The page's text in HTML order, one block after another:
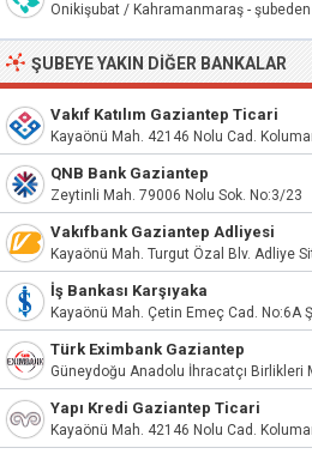
Onikişubat / Kahramanmaraş -
ŞUBEYE YAKIN DIĞER BANKALAR
Vakıf Katılım Gaziantep Ticari
QNB Bank Gaziantep
Zeytinli Mah. 79006 Nolu Sok. No:3/23
Vakıfbank Gaziantep Adliyesi
İş Bankası Karşıyaka
Kayaönü Mah. Çetin Emeç Cad. No:6A
Türk Eximbank Gaziantep
Yapı Kredi Gaziantep Ticari